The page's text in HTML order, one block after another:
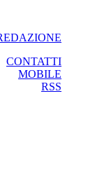
CONTATTI
MOBILE
RSS